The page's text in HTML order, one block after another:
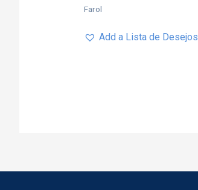
Farol
Add a Lista de Desejos